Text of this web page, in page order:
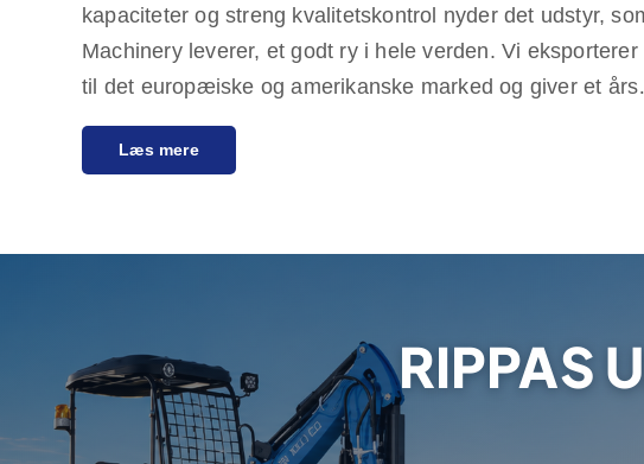
kapaciteter og streng kvalitetskontrol nyder det udstyr,
Machinery leverer, et godt ry i hele verden. Vi
til det europæiske og amerikanske marked og giver et års
kvalitetsgaranti, idet vi forpligter os til at opfylde
omkostningseffektive produkter af høj kvalitet. Rippa har
Læs mere
RIPPAS